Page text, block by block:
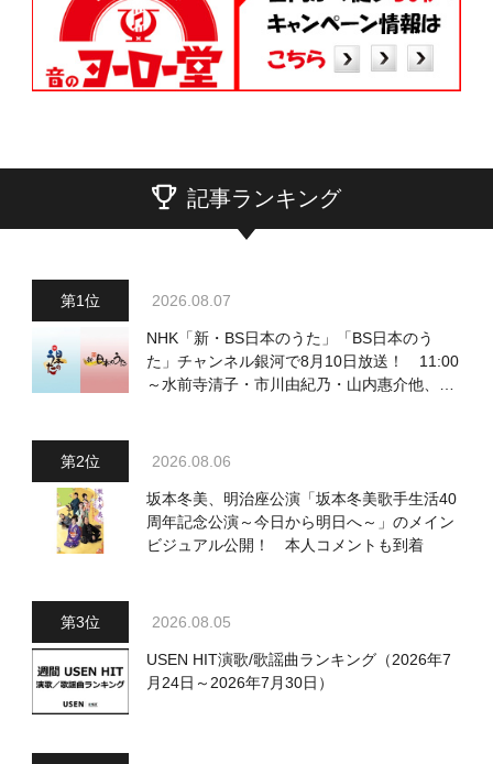
記事ランキング
2026.08.07
NHK「新・BS日本のうた」「BS日本のう
た」チャンネル銀河で8月10日放送！ 11:00
～水前寺清子・市川由紀乃・山内惠介他、
2026.08.06
坂本冬美、明治座公演「坂本冬美歌手生活40
周年記念公演～今日から明日へ～」のメイン
ビジュアル公開！ 本人コメントも到着
2026.08.05
USEN HIT演歌/歌謡曲ランキング（2026年7
月24日～2026年7月30日）